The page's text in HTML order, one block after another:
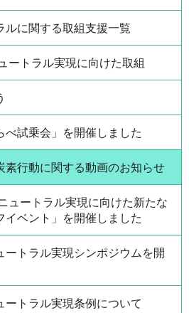
ルに関する取組支援一覧
ートラル実現に向けた取組
べ試乗会」を開催しました
素行動に関する動画のお知らせ
ュートラル実現に向けた新たな
イベント」を開催しました
ートラル実現シンポジウムを開
ートラル実現条例について